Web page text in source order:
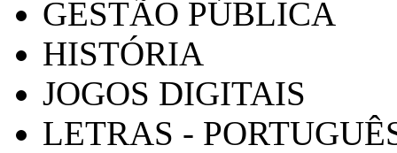
GESTÃO PÚBLICA
HISTÓRIA
JOGOS DIGITAIS
LETRAS -